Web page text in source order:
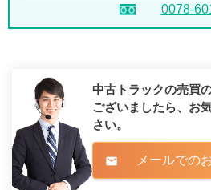
0078-
中古トラックの売買
ございましたら、 お
さい。
mail メールでの